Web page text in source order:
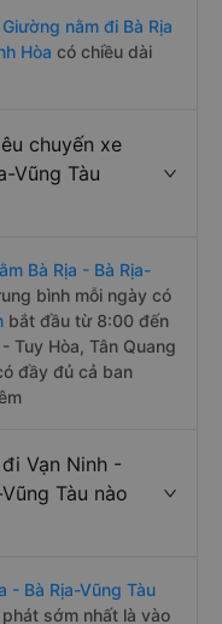
nằm đi Bà Rịa
Hòa có chiều dài
chuyến xe
Vũng Tàu
Bà Rịa - Bà Rịa-
bình mỗi ngày có
bắt đầu từ 8:00 đến
Tuy Hòa, Tân Quang
đầy đủ cả ban
Vạn Ninh -
Tàu nào
- Bà Rịa-Vũng Tàu
sớm nhất là vào